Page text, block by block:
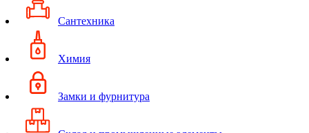
Сантехника
Химия
Замки и фурнитура